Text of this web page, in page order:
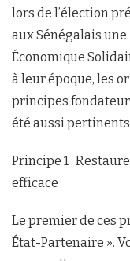
lors de l’élection
aux Sénégalais
Économique
à leur époque, les
principes
été aussi pertinents
Principe 1 :
efficace
Le premier de ces
État-Partenaire ».